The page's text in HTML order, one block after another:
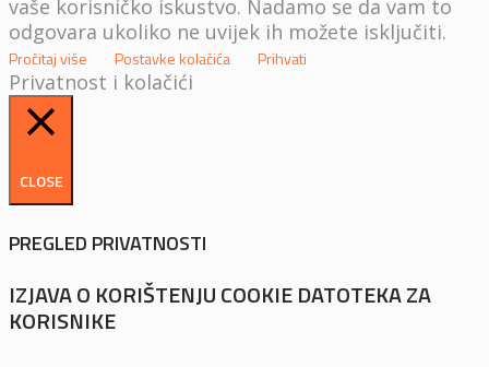
vaše korisničko iskustvo. Nadamo se da vam to
odgovara ukoliko ne uvijek ih možete isključiti.
Pročitaj više Postavke kolačića Prihvati
Privatnost i kolačići
CLOSE
PREGLED PRIVATNOSTI
IZJAVA O KORIŠTENJU COOKIE DATOTEKA ZA
KORISNIKE